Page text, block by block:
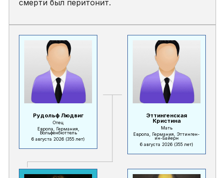
смерти был перитонит.
Рудольф Людвиг
Отец
Европа, Германия,
Вольфенбюттель
6 августа 2026 (355 лет)
Эттингенская
Кристина
Мать
Европа, Германия, Эттинген-
ин-Байерн
6 августа 2026 (355 лет)